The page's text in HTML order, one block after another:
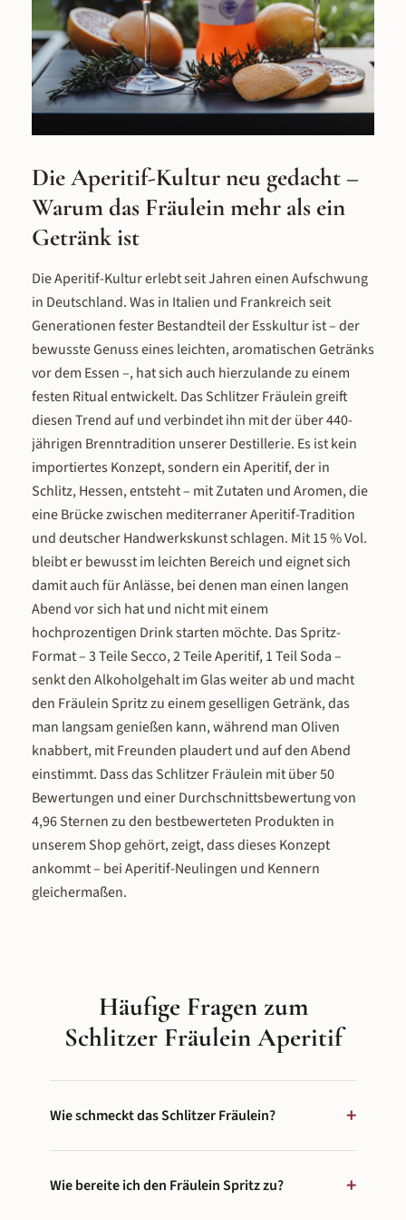
Die Aperitif-Kultur neu gedacht –
Warum das Fräulein mehr als ein
Getränk ist
Die Aperitif-Kultur erlebt seit Jahren einen Aufschwung
in Deutschland. Was in Italien und Frankreich seit
Generationen fester Bestandteil der Esskultur ist – der
bewusste Genuss eines leichten, aromatischen Getränks
vor dem Essen –, hat sich auch hierzulande zu einem
festen Ritual entwickelt. Das Schlitzer Fräulein greift
diesen Trend auf und verbindet ihn mit der über 440-
jährigen Brenntradition unserer Destillerie. Es ist kein
importiertes Konzept, sondern ein Aperitif, der in
Schlitz, Hessen, entsteht – mit Zutaten und Aromen, die
eine Brücke zwischen mediterraner Aperitif-Tradition
und deutscher Handwerkskunst schlagen. Mit 15 % Vol.
bleibt er bewusst im leichten Bereich und eignet sich
damit auch für Anlässe, bei denen man einen langen
Abend vor sich hat und nicht mit einem
hochprozentigen Drink starten möchte. Das Spritz-
Format – 3 Teile Secco, 2 Teile Aperitif, 1 Teil Soda –
senkt den Alkoholgehalt im Glas weiter ab und macht
den Fräulein Spritz zu einem geselligen Getränk, das
man langsam genießen kann, während man Oliven
knabbert, mit Freunden plaudert und auf den Abend
einstimmt. Dass das Schlitzer Fräulein mit über 50
Bewertungen und einer Durchschnittsbewertung von
4,96 Sternen zu den bestbewerteten Produkten in
unserem Shop gehört, zeigt, dass dieses Konzept
ankommt – bei Aperitif-Neulingen und Kennern
gleichermaßen.
Häufige Fragen zum
Schlitzer Fräulein Aperitif
Wie schmeckt das Schlitzer Fräulein? +
auf die exotische Säure der Yuzu-Zitrone, dezenter
Wie bereite ich den Fräulein Spritz zu? +